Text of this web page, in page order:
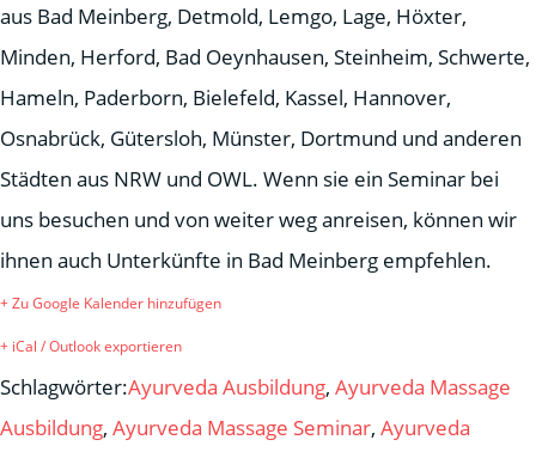
aus Bad Meinberg, Detmold, Lemgo, Lage, Höxter,
Minden, Herford, Bad Oeynhausen, Steinheim, Schwerte,
Hameln, Paderborn, Bielefeld, Kassel, Hannover,
Osnabrück, Gütersloh, Münster, Dortmund und anderen
Städten aus NRW und OWL. Wenn sie ein Seminar bei
uns besuchen und von weiter weg anreisen, können wir
ihnen auch Unterkünfte in Bad Meinberg empfehlen.
+ Zu Google Kalender hinzufügen
+ iCal / Outlook exportieren
Schlagwörter:Ayurveda Ausbildung, Ayurveda Massage
Ausbildung, Ayurveda Massage Seminar, Ayurveda